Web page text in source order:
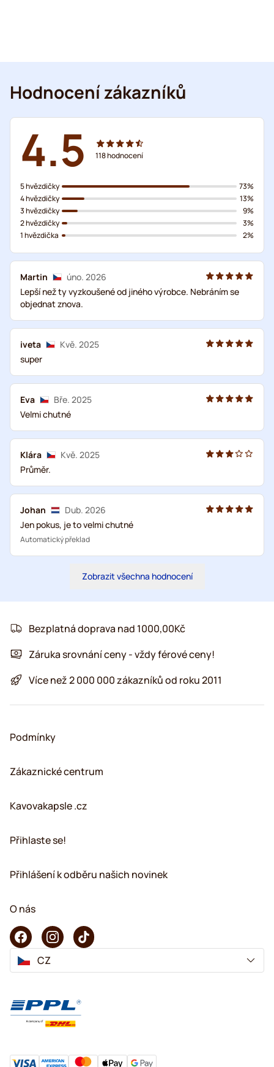
Hodnocení zákazníků
4.5 118hodnocení
5 hvězdičky
4 hvězdičky
3 hvězdičky
2 hvězdičky
1 hvězdička
73%
13%
9%
3%
2%
Martin
úno. 2026
Lepší než ty vyzkoušené od jiného výrobce. Nebráním se
objednat znova.
iveta
Kvě. 2025
super
Eva
Bře. 2025
Velmi chutné
Klára
Kvě. 2025
Průměr.
Johan
Dub. 2026
Jen pokus, je to velmi chutné
Automatický překlad
Zobrazit všechna hodnocení
Bezplatná doprava nad 1000,00Kč
Záruka srovnání ceny - vždy férové ceny!
Více než 2 000 000 zákazníků od roku 2011
Podmínky
Zákaznické centrum
Kavovakapsle .cz
Přihlaste se!
Přihlášení k odběru našich novinek
O nás
CZ